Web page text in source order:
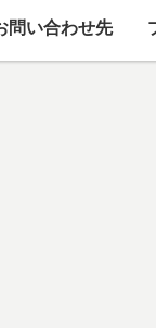
問い合わせ先